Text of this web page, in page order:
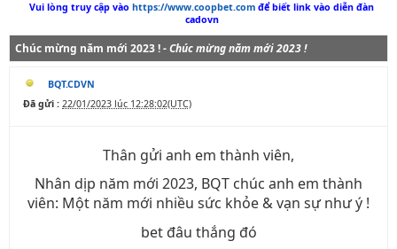
Vui lòng truy cập vàohttps://www.coopbet.comđể biết link vào diễn đàn
cadovn
Chúc mừng năm mới 2023 ! -Chúc mừng năm mới 2023 !
BQT.CDVN
Đã gửi : 22/01/2023 lúc 12:28:02(UTC)
Thân gửi anh em thành viên,
Nhân dịp năm mới 2023, BQT chúc anh em thành
viên: Một năm mới nhiều sức khỏe & vạn sự như ý !
bet đâu thắng đó